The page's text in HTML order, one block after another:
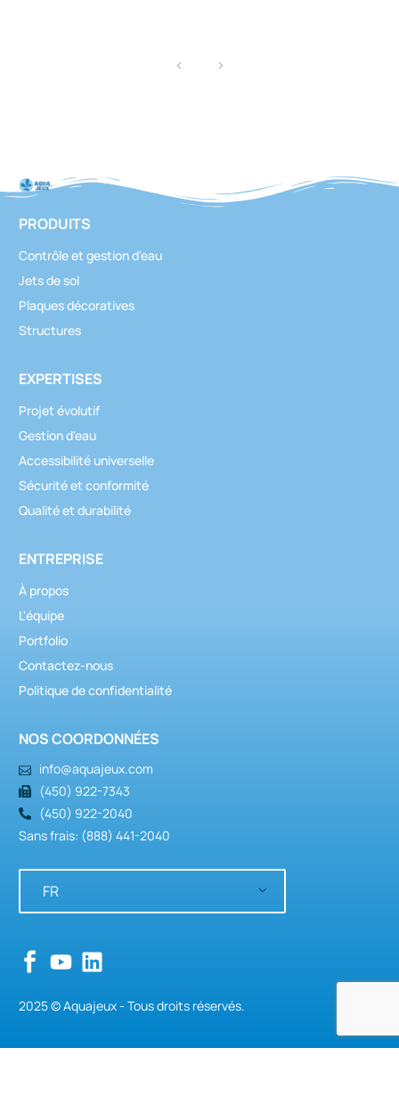
PRODUITS
Contrôle et gestion d'eau
Jets de sol
Plaques décoratives
Structures
EXPERTISES
Projet évolutif
Gestion d'eau
Accessibilité universelle
Sécurité et conformité
Qualité et durabilité
ENTREPRISE
À propos
L'équipe
Portfolio
Contactez-nous
Politique de confidentialité
NOS COORDONNÉES
info@aquajeux.com
(450) 922-7343
(450) 922-2040
Sans frais: (888) 441-2040
FR
2025 © Aquajeux - Tous droits réservés.